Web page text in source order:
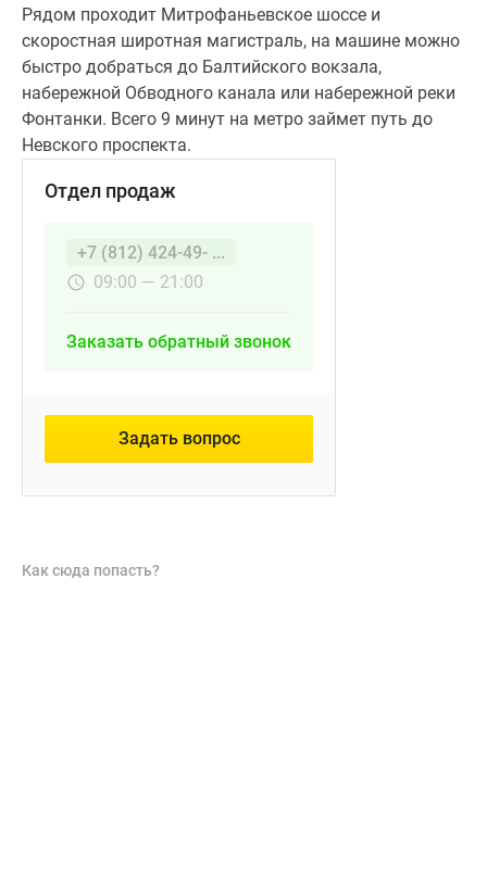
Рядом проходит Митрофаньевское шоссе и
скоростная широтная магистраль, на машине можно
быстро добраться до Балтийского вокзала,
набережной Обводного канала или набережной реки
Фонтанки. Всего 9 минут на метро займет путь до
Невского проспекта.
Отдел продаж
+7 (812) 424-49- ...
09:00 — 21:00
Заказать обратный звонок
Задать вопрос
Как сюда попасть?